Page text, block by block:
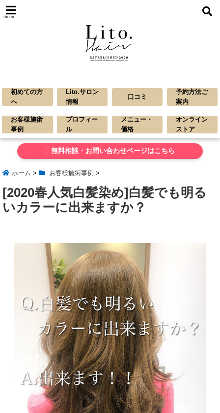
menu
初めての方
へ
Lito.サロン
情報
口コミ
予約方法ご
案内
お客様施術
事例
プロフィー
ル
メニュー・
価格
オンライン
ストア
無料相談・お問い合わせページはこちら
ホーム > お客様施術事例 >
[2020春人気白髪染め]白髪でも明る
いカラーに出来ますか？